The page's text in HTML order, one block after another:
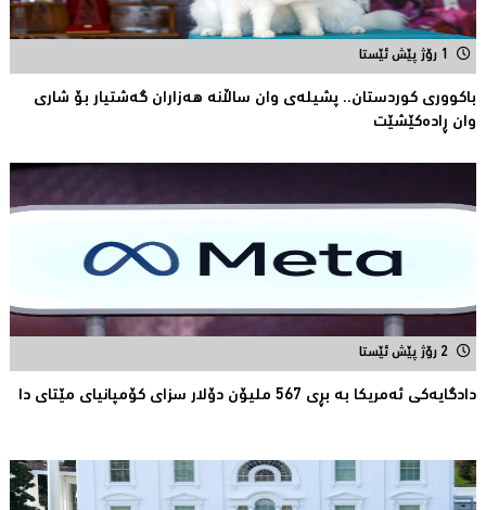
1 رۆژ پێش ئێستا
باكووری كوردستان.. پشیلەی وان ساڵانە هەزاران گەشتیار بۆ شاری
وان ڕادەكێشێت
2 رۆژ پێش ئێستا
دادگایەكی ئەمریكا بە بڕی 567 ملیۆن دۆلار سزای كۆمپانیای مێتای دا